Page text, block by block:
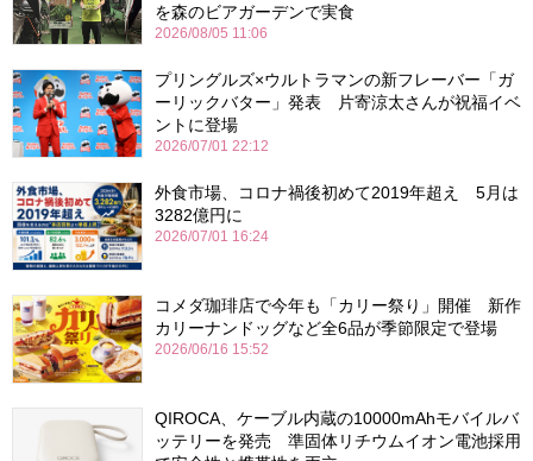
を森のビアガーデンで実食
2026/08/05 11:06
プリングルズ×ウルトラマンの新フレーバー「ガ
ーリックバター」発表 片寄涼太さんが祝福イベ
ントに登場
2026/07/01 22:12
外食市場、コロナ禍後初めて2019年超え 5月は
3282億円に
2026/07/01 16:24
コメダ珈琲店で今年も「カリー祭り」開催 新作
カリーナンドッグなど全6品が季節限定で登場
2026/06/16 15:52
QIROCA、ケーブル内蔵の10000mAhモバイルバ
ッテリーを発売 準固体リチウムイオン電池採用